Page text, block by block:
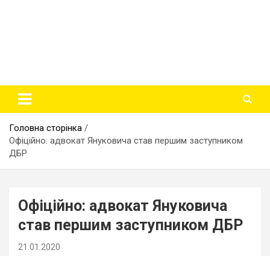
Головна сторінка
Офіційно: адвокат Януковича став першим заступником
ДБР
Офіційно: адвокат Януковича
став першим заступником ДБР
21.01.2020